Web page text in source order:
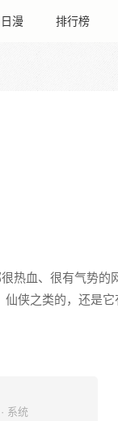
日漫 排行榜
热血、很有气势
侠之类的，还是它
系统